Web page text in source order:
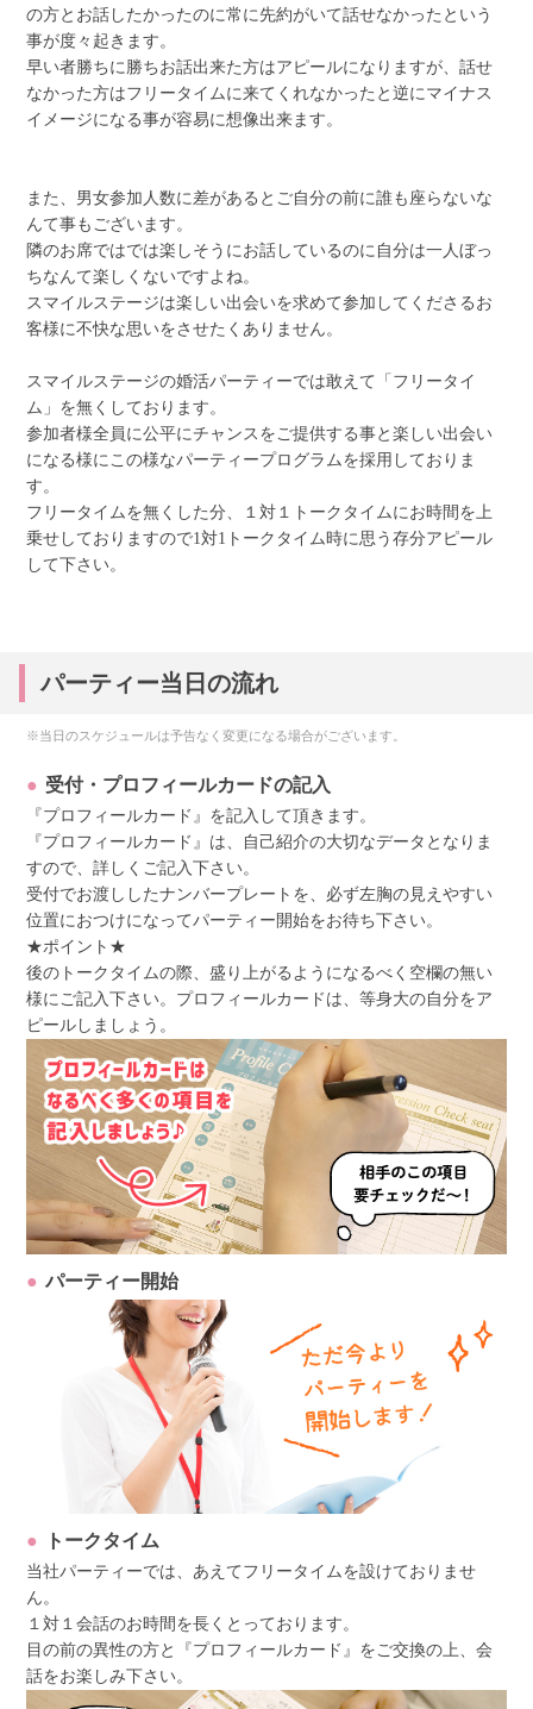
の方とお話したかったのに常に先約がいて話せなかったという
事が度々起きます。
早い者勝ちに勝ちお話出来た方はアピールになりますが、話せ
なかった方はフリータイムに来てくれなかったと逆にマイナス
イメージになる事が容易に想像出来ます。
また、男女参加人数に差があるとご自分の前に誰も座らないな
んて事もございます。
隣のお席ではでは楽しそうにお話しているのに自分は一人ぼっ
ちなんて楽しくないですよね。
スマイルステージは楽しい出会いを求めて参加してくださるお
客様に不快な思いをさせたくありません。
スマイルステージの婚活パーティーでは敢えて「フリータイ
ム」を無くしております。
参加者様全員に公平にチャンスをご提供する事と楽しい出会い
になる様にこの様なパーティープログラムを採用しておりま
す。
フリータイムを無くした分、１対１トークタイムにお時間を上
乗せしておりますので1対1トークタイム時に思う存分アピール
して下さい。
パーティー当日の流れ
※当日のスケジュールは予告なく変更になる場合がございます。
受付・プロフィールカードの記入
『プロフィールカード』を記入して頂きます。
『プロフィールカード』は、自己紹介の大切なデータとなりま
すので、詳しくご記入下さい。
受付でお渡ししたナンバープレートを、必ず左胸の見えやすい
位置におつけになってパーティー開始をお待ち下さい。
★ポイント★
後のトークタイムの際、盛り上がるようになるべく空欄の無い
様にご記入下さい。プロフィールカードは、等身大の自分をア
ピールしましょう。
パーティー開始
トークタイム
当社パーティーでは、あえてフリータイムを設けておりませ
ん。
１対１会話のお時間を長くとっております。
目の前の異性の方と『プロフィールカード』をご交換の上、会
話をお楽しみ下さい。